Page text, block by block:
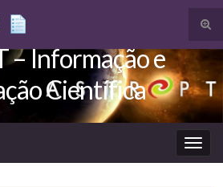
– Informação e
Científica